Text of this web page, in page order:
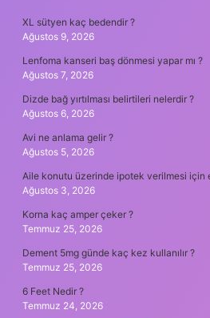
XL sütyen kaç bedendir ?
Ağustos 9, 2026
Lenfoma kanseri baş dönmesi yapar mı ?
Ağustos 7, 2026
Dizde bağ yırtılması belirtileri nelerdir ?
Ağustos 6, 2026
Avi ne anlama gelir ?
Ağustos 5, 2026
Aile konutu üzerinde ipotek verilmesi için
Ağustos 3, 2026
Korna kaç amper çeker ?
Temmuz 25, 2026
Dement 5mg günde kaç kez kullanılır ?
Temmuz 25, 2026
6 Feet Nedir ?
Temmuz 24, 2026